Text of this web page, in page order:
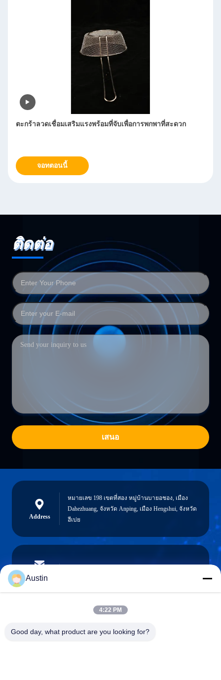
ตะกร้าลวดตาข่ายขนาดปรับแต่งได้อายุการใช้งานยาวนาน
จอทตอนนี้
ติดต่อ
เสนอ
Address
หมายเลข 198 เขตที่สอง หมู่บ้านบายอชอง, เมือง
Dahezhuang, จังหวัด Anping, เมือง Hengshui, จังหวัด
ฮีเบ่ย
E-mail
Phone
Austin
4:22 PM
Good day, what product are you looking for?